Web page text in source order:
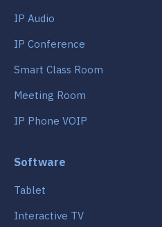
IP Audio
IP Conference
Smart Class Room
Meeting Room
IP Phone VOIP
Software
Tablet
Interactive TV